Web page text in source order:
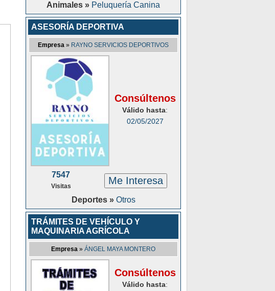
Animales » Peluquería Canina
ASESORÍA DEPORTIVA
Empresa » RAYNO SERVICIOS DEPORTIVOS
Consúltenos
Válido hasta:
02/05/2027
7547
Visitas Me Interesa
Deportes » Otros
TRÁMITES DE VEHÍCULO Y
MAQUINARIA AGRÍCOLA
Empresa » ÁNGEL MAYA MONTERO
Consúltenos
Válido hasta: